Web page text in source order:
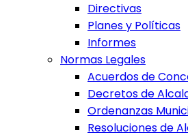
Directivas
Planes y Políticas
Informes
Normas Legales
Acuerdos de
Decretos de
Ordenanzas
Resoluciones de